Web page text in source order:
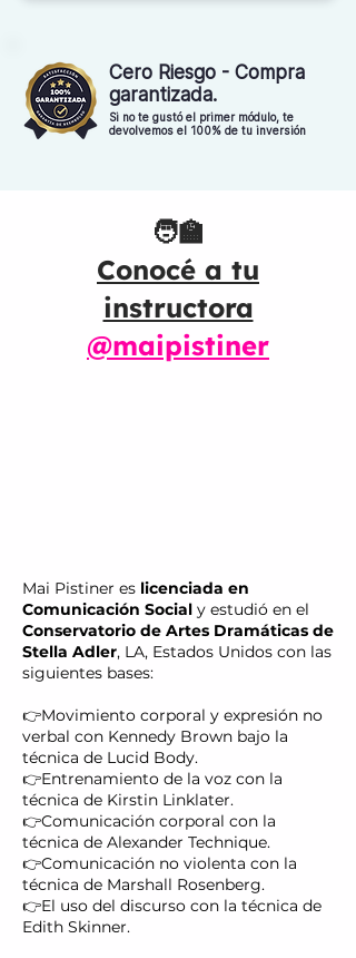
Cero Riesgo - Compra
garantizada.
Si no te gustó el primer módulo, te
devolvemos el 100% de tu inversión
🧑‍🏫
Conocé a tu
instructora
@maipistiner
Mai Pistiner es licenciada en
Comunicación Social y estudió en el
Conservatorio de Artes Dramáticas de
Stella Adler, LA, Estados Unidos con las
siguientes bases:
👉Movimiento corporal y expresión no
verbal con Kennedy Brown bajo la
técnica de Lucid Body.
👉Entrenamiento de la voz con la
técnica de Kirstin Linklater.
👉Comunicación corporal con la
técnica de Alexander Technique.
👉Comunicación no violenta con la
técnica de Marshall Rosenberg.
👉El uso del discurso con la técnica de
Edith Skinner.